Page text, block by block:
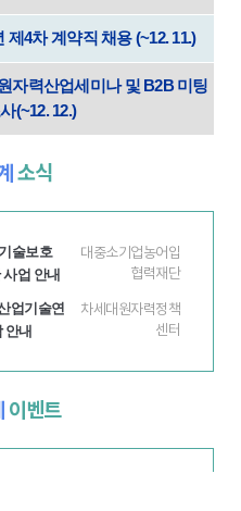
4차 계약직 채용 (~12. 11.)
자력산업세미나 및 B2B 미팅
(~12. 12.)
소식
술보호
업 안내
대중소기업농어입
협력재단
업기술연
안내
차세대원자력정책
센터
이벤트